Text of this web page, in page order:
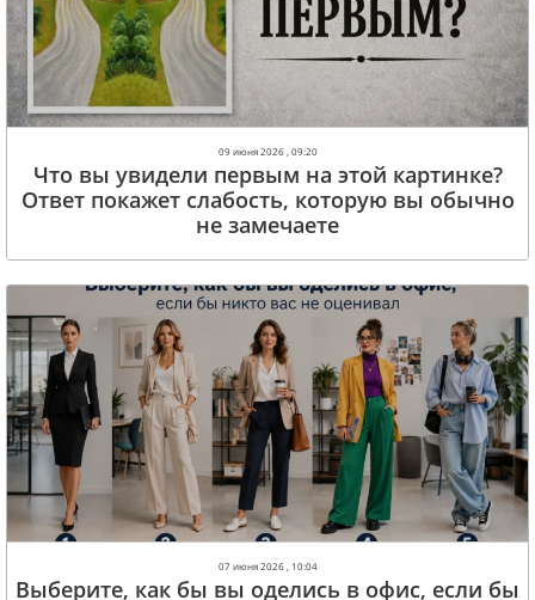
09 июня 2026 , 09:20
Что вы увидели первым на этой картинке?
Ответ покажет слабость, которую вы обычно
не замечаете
07 июня 2026 , 10:04
Выберите, как бы вы оделись в офис, если бы